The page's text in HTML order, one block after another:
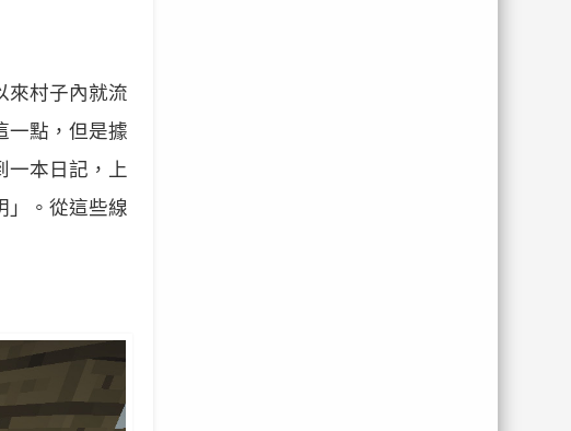
來村子內就流
一點，但是據
一本日記，上
」。從這些線